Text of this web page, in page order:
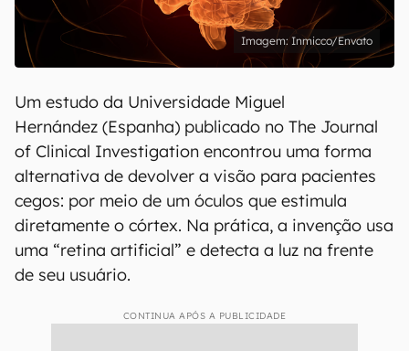
Inmicco/Envato
Um estudo da Universidade Miguel
Hernández (Espanha) publicado no The Journal
of Clinical Investigation encontrou uma forma
alternativa de devolver a visão para pacientes
cegos: por meio de um óculos que estimula
diretamente o córtex. Na prática, a invenção usa
uma “retina artificial” e detecta a luz na frente
de seu usuário.
CONTINUA APÓS A PUBLICIDADE